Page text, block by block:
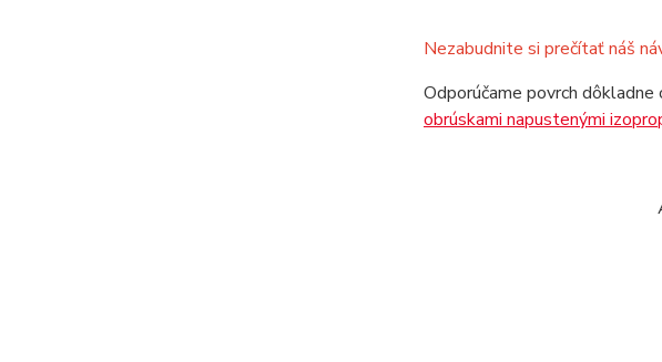
Nezabudnite si prečítať náš
Odporúčame povrch
obrúskami napustenými